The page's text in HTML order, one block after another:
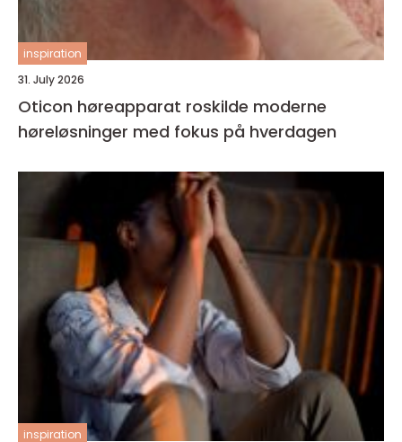
inspiration
31. July 2026
Oticon høreapparat roskilde moderne
høreløsninger med fokus på hverdagen
inspiration